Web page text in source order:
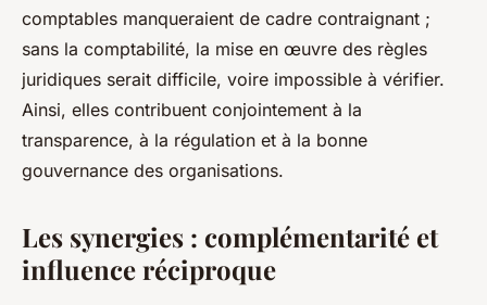
comptables manqueraient de cadre contraignant ;
sans la comptabilité, la mise en œuvre des règles
juridiques serait difficile, voire impossible à vérifier.
Ainsi, elles contribuent conjointement à la
transparence, à la régulation et à la bonne
gouvernance des organisations.
Les synergies : complémentarité et
influence réciproque